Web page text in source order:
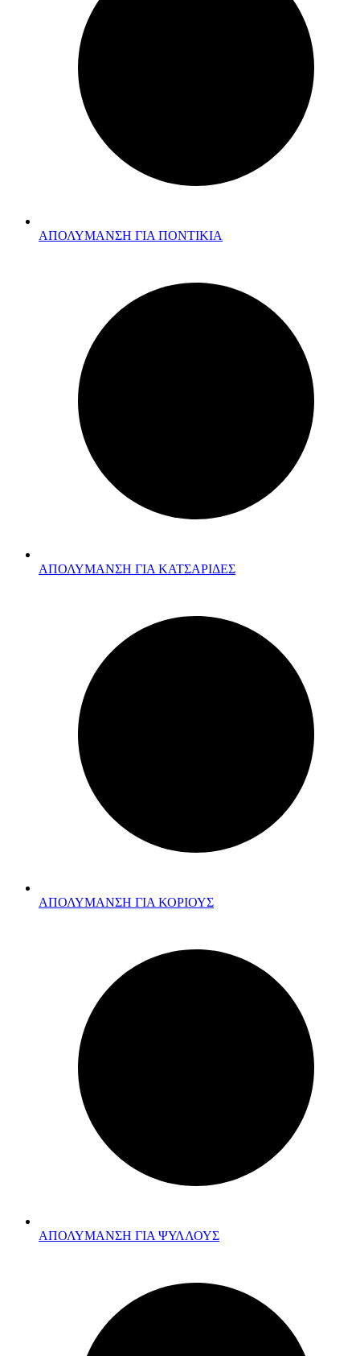
ΑΠΟΛΥΜΑΝΣΗ ΓΙΑ ΠΟΝΤΙΚΙΑ
ΑΠΟΛΥΜΑΝΣΗ ΓΙΑ ΚΑΤΣΑΡΙΔΕΣ
ΑΠΟΛΥΜΑΝΣΗ ΓΙΑ ΚΟΡΙΟΥΣ
ΑΠΟΛΥΜΑΝΣΗ ΓΙΑ ΨΥΛΛΟΥΣ